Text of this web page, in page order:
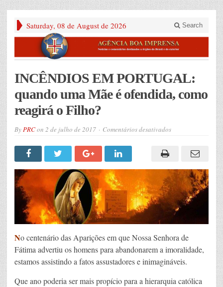
Saturday, 08 de August de 2026 Search
INCÊNDIOS EM PORTUGAL:
quando uma Mãe é ofendida, como
reagirá o Filho?
ByPRCon 2 de julho de 2017 Comentários desativadosem
PORTUGAL:
quando
Mãe
é
ofendida,
como
reagirá
o
Filho?
No centenário das Aparições em que Nossa Senhora de
Fátima advertiu os homens para abandonarem a imoralidade,
estamos assistindo a fatos assustadores e inimagináveis.
Que ano poderia ser mais propício para a hierarquia católica